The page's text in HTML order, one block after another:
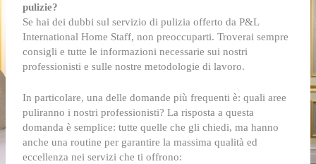
pulizie?
Se hai dei dubbi sul servizio di pulizia offerto da P&L
International Home Staff, non preoccuparti. Troverai sempre
consigli e tutte le informazioni necessarie sui nostri
professionisti e sulle nostre metodologie di lavoro.
In particolare, una delle domande più frequenti è: quali aree
puliranno i nostri professionisti? La risposta a questa
domanda è semplice: tutte quelle che gli chiedi, ma hanno
anche una routine per garantire la massima qualità ed
eccellenza nei servizi che ti offrono: